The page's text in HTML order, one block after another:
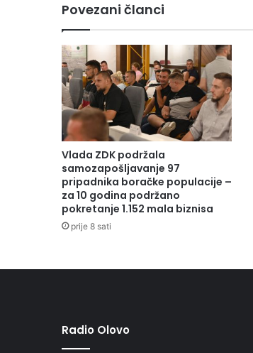
Povezani članci
Vlada ZDK podržala
samozapošljavanje 97
pripadnika boračke populacije –
za 10 godina podržano
pokretanje 1.152 mala biznisa
prije 8 sati
Radio Olovo